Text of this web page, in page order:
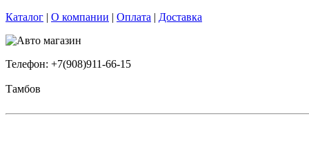
Каталог | О компании | Оплата | Доставка
Телефон: +7(908)911-66-15
Тамбов